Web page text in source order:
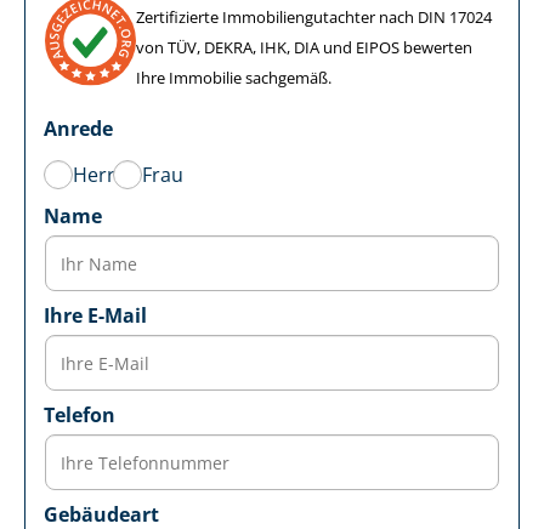
Zertifizierte Im­mo­bi­li­en­gut­ach­ter nach DIN 17024
von TÜV, DEKRA, IHK, DIA und EIPOS bewerten
Ihre Immobilie sachgemäß.
Anrede
Herr
Frau
Name
Ihre E-Mail
Telefon
Gebäudeart